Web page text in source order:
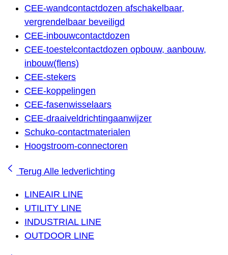
CEE-wandcontactdozen afschakelbaar,
vergrendelbaar beveiligd
CEE-inbouwcontactdozen
CEE-toestelcontactdozen opbouw, aanbouw,
inbouw(flens)
CEE-stekers
CEE-koppelingen
CEE-fasenwisselaars
CEE-draaiveldrichtingaanwijzer
Schuko-contactmaterialen
Hoogstroom-connectoren
Terug Alle ledverlichting
LINEAIR LINE
UTILITY LINE
INDUSTRIAL LINE
OUTDOOR LINE